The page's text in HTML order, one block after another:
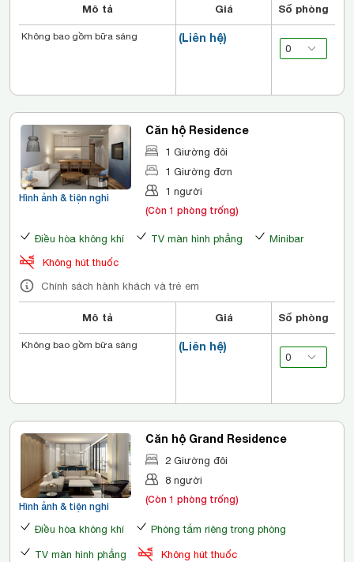
Mô tả Giá Số phòng
(Liên hệ)
Không bao gồm bữa sáng
Hình ảnh & tiện nghi
Căn hộ Residence
1 Giường đôi
1 Giường đơn
1 người
(Còn 1 phòng trống)
Điều hòa không khí TV màn hình phẳng
Minibar
Không hút thuốc
Chính sách hành khách và trẻ em
Mô tả Giá Số phòng
(Liên hệ)
Không bao gồm bữa sáng
Hình ảnh & tiện nghi
Căn hộ Grand Residence
2 Giường đôi
8 người
(Còn 1 phòng trống)
Điều hòa không khí Phòng tắm riêng trong phòng
TV màn hình phẳng
Không hút thuốc